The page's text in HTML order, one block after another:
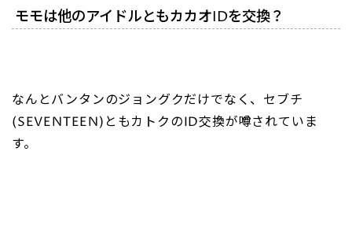
モモは他のアイドルともカカオIDを交換？
なんとバンタンのジョングクだけでなく、セブチ
(SEVENTEEN)ともカトクのID交換が噂されていま
す。